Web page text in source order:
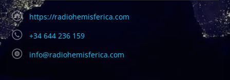
https://radiohemisferica.com
+34 644 236 159
info@radiohemisferica.com